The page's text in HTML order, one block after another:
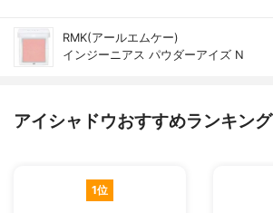
RMK(アールエムケー)
インジーニアス パウダーアイズ N
アイシャドウおすすめランキング
1位